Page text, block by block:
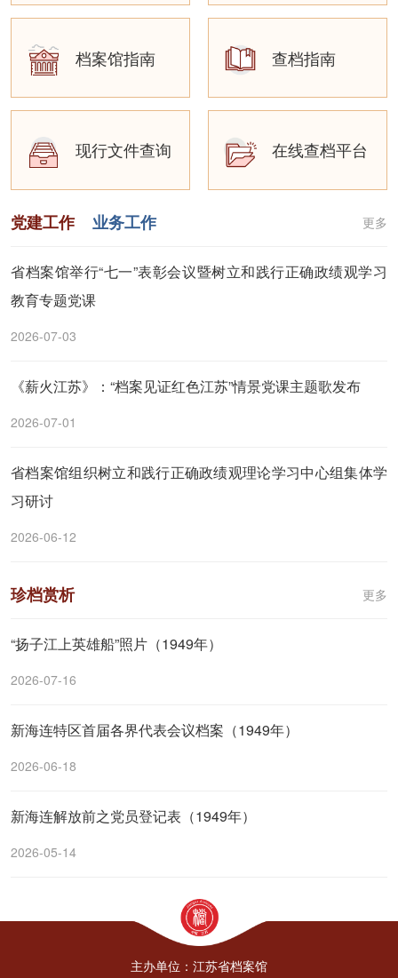
档案馆指南 查档指南
现行文件查询 在线查档平台
党建工作 业务工作 更多
省档案馆举行“七一”表彰会议暨树立和践行正确政绩观学习
教育专题党课
2026-07-03
《薪火江苏》：“档案见证红色江苏”情景党课主题歌发布
2026-07-01
省档案馆组织树立和践行正确政绩观理论学习中心组集体学
习研讨
2026-06-12
珍档赏析 更多
“扬子江上英雄船”照片（1949年）
2026-07-16
新海连特区首届各界代表会议档案（1949年）
2026-06-18
新海连解放前之党员登记表（1949年）
2026-05-14
主办单位：江苏省档案馆